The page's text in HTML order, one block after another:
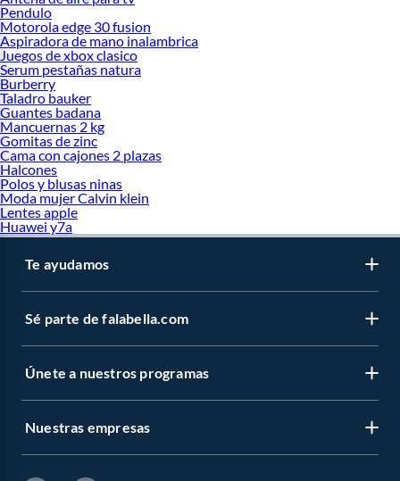
Pendulo
Motorola edge 30 fusion
Aspiradora de mano inalambrica
Juegos de xbox clasico
Serum pestañas natura
Burberry
Taladro bauker
Guantes badana
Mancuernas 2 kg
Gomitas de zinc
Cama con cajones 2 plazas
Halcones
Polos y blusas ninas
Moda mujer Calvin klein
Lentes apple
Huawei y7a
Te ayudamos
Sé parte de falabella.com
Únete a nuestros programas
Nuestras empresas